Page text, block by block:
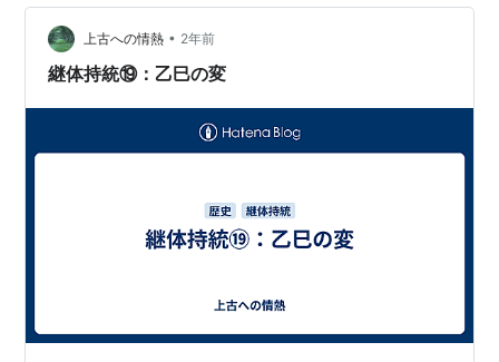
定。 唐のような律令制の近代国家を目指した象徴的な詔
となっている。 日本書紀記載の改新の詔は、大宝律令等
の後世の資料との比較から、646年当時に…
上古への情熱 • 2年前
継体持統⑲：乙巳の変